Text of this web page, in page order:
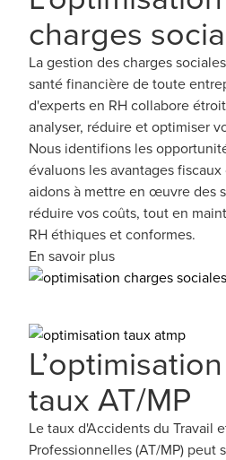
charges
La gestion des charges
santé financière de toute
d'experts en RH collabore
analyser, réduire et optimiser
Nous identifions les
évaluons les avantages
aidons à mettre en œuvre des
réduire vos coûts, tout en
RH éthiques et conformes.
En savoir plus
taux AT/MP
Le taux d'Accidents du Travail
Professionnelles (AT/MP) peut